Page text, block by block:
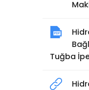
Tuğba